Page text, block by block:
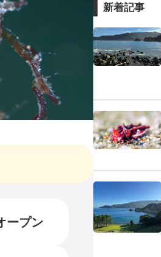
ープン
新着記事